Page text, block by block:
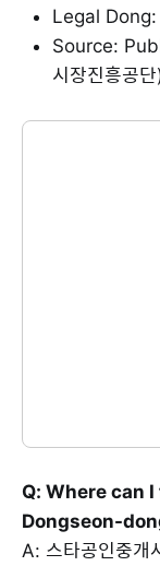
Legal Dong:
Source:
시장진흥공단
Q: Where can
Dongseon-
A: 스타공인중